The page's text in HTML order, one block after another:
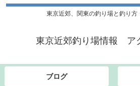
東京近郊、関東の釣り場と釣り方
東京近郊釣り場情報 ア
ブログ